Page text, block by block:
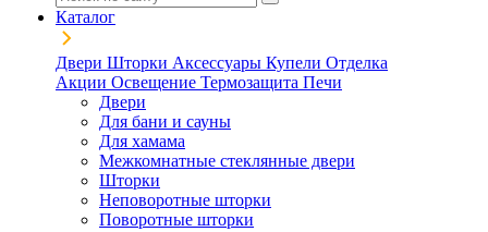
Каталог
Двери Шторки Аксессуары Купели Отделка
Акции Освещение Термозащита Печи
Двери
Для бани и сауны
Для хамама
Межкомнатные стеклянные двери
Шторки
Неповоротные шторки
Поворотные шторки